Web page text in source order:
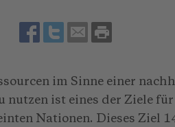
im Sinne einer
nutzen ist eines der Ziele
Nationen. Dieses Ziel